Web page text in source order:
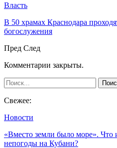
Власть
В 50 храмах Краснодара
богослужения
Пред След
Комментарии закрыты.
Свежее:
Новости
«Вместо земли было море». Что
непогоды на Кубани?